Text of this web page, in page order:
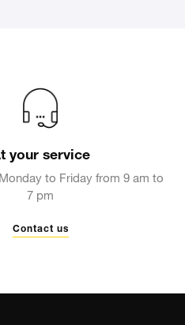
FOUR SEASONS
your service
to Friday from 9 am to
7 pm
Contact us